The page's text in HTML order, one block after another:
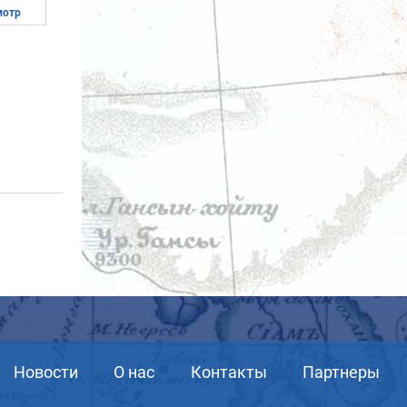
Новости О нас Контакты Партнеры